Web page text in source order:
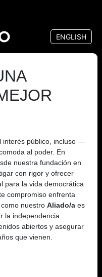
ENGLISH
interés público, incluso —
al poder. En
nuestra fundación en
con rigor y ofrecer
para la vida democrática
compromiso enfrenta
nuestro Aliado/a es
la independencia
abiertos y asegurar
que vienen.